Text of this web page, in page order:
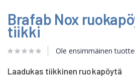
to
the
beginning
the
gallery
Brafab Nox
tiikki
Ole ensimmäinen
Laadukas tiikkinen ruokapöytä